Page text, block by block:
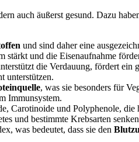
auch äußerst gesund. Dazu
und sind daher eine
stärkt und die Eisenaufnahme
die Verdauung, fördert ein
unterstützen.
, was sie besonders für
Immunsystem.
Carotinoide und Polyphenole, die
und bestimmte Krebsarten
was bedeutet, dass sie den